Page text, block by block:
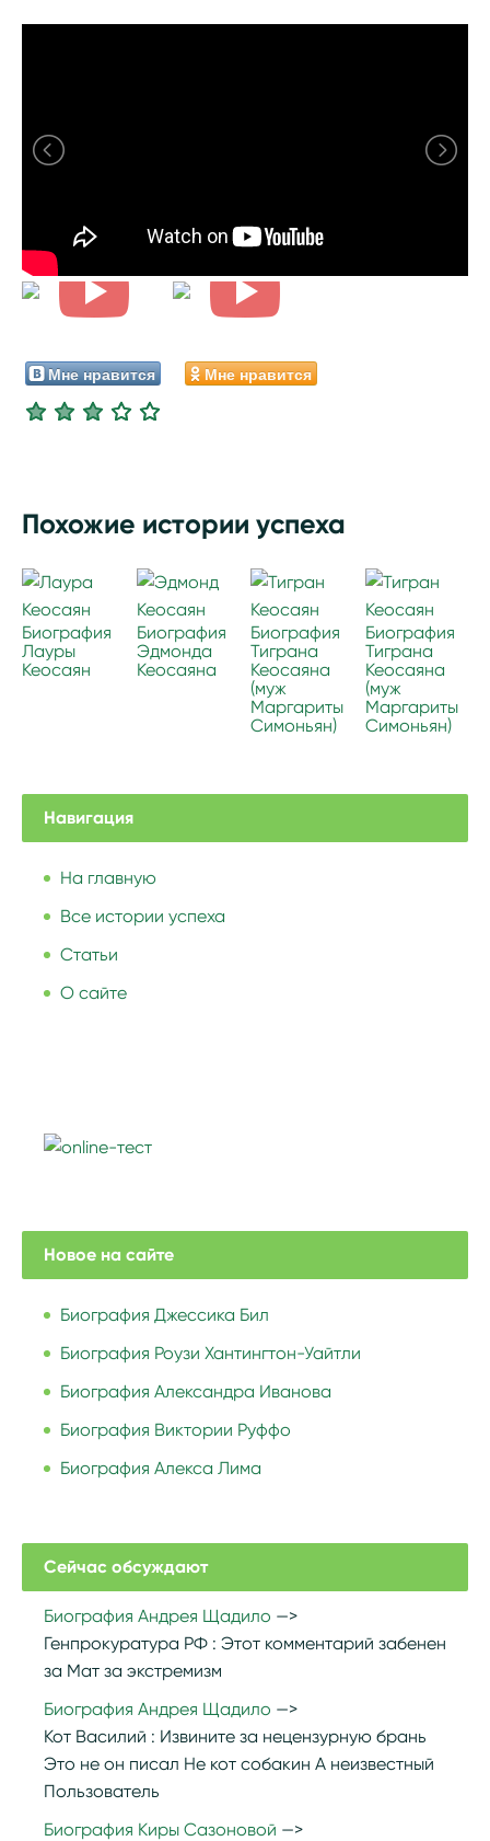
Мне нравится Мне нравится
Похожие истории успеха
Биография
Лауры
Кеосаян
Биография
Эдмонда
Кеосаяна
Биография
Тиграна
Кеосаяна
(муж
Маргариты
Симоньян)
Биография
Тиграна
Кеосаяна
(муж
Маргариты
Симоньян)
Навигация
На главную
Все истории успеха
Статьи
О сайте
Новое на сайте
Биография Джессика Бил
Биография Роузи Хантингтон-Уайтли
Биография Александра Иванова
Биография Виктории Руффо
Биография Алекса Лима
Сейчас обсуждают
Биография Андрея Щадило
Генпрокуратура РФ : Этот комментарий забенен
за Мат за экстремизм
Биография Андрея Щадило
Кот Василий : Извините за нецензурную брань
Это не он писал Не кот собакин А неизвестный
Пользователь
Биография Киры Сазоновой